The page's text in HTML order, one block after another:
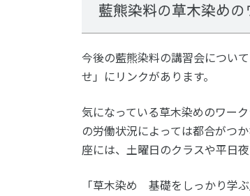
藍熊染料の草木染め
今後の藍熊染料の講習会につい
せ」にリンクがあります。
気になっている草木染めのワー
の労働状況によっては都合がつ
座には、土曜日のクラスや平日夜
「草木染め 基礎をしっかり学